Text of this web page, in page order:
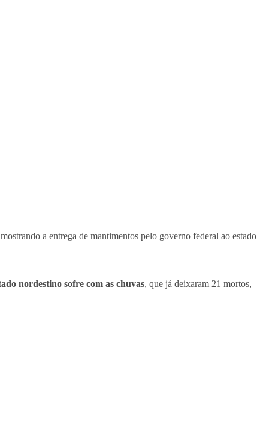
a entrega de mantimentos pelo governo federal ao estado
nordestino sofre com as chuvas, que já deixaram 21 mortos,